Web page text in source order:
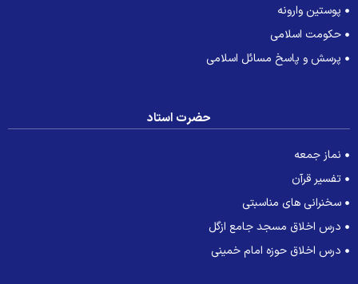
پوستین وارونه
حکومت اسلامی
پرسش و پاسخ مسائل اسلامی
حضرت استاد
نماز جمعه
تفسیر قرآن
سخنرانی های مناسبتی
درس اخلاق مسجد جامع ازگل
درس اخلاق حوزه امام خمینی